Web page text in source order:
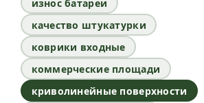
износ батареи
качество штукатурки
коврики входные
коммерческие площади
криволинейные поверхности